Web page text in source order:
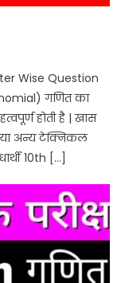
Wise Question
गणित का
होती है | खास
या अन्य टेक्निकल
10th […]